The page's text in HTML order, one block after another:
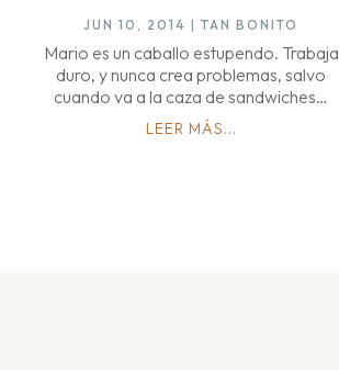
JUN 10, 2014 |TAN BONITO
Mario es un caballo estupendo. Trabaja
duro, y nunca crea problemas, salvo
cuando va a la caza de sandwiches…
LEER MÁS...